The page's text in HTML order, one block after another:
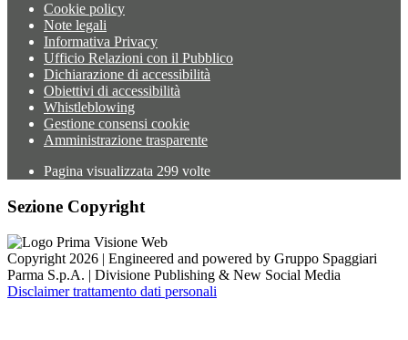
Cookie policy
Note legali
Informativa Privacy
Ufficio Relazioni con il Pubblico
Dichiarazione di accessibilità
Obiettivi di accessibilità
Whistleblowing
Gestione consensi cookie
Amministrazione trasparente
Pagina visualizzata 299 volte
Sezione Copyright
Copyright 2026 | Engineered and powered by Gruppo Spaggiari
Parma S.p.A. | Divisione Publishing & New Social Media
Disclaimer trattamento dati personali